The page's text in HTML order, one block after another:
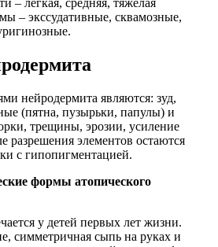
– легкая, средняя, тяжелая
– экссудативные, сквамозные,
нейродермита являются: зуд,
(пятна, пузырьки, папулы) и
трещины, эрозии, усиление
разрешения элементов остаются
с гипопигментацией.
формы атопического
у детей первых лет жизни.
симметричная сыпь на руках и